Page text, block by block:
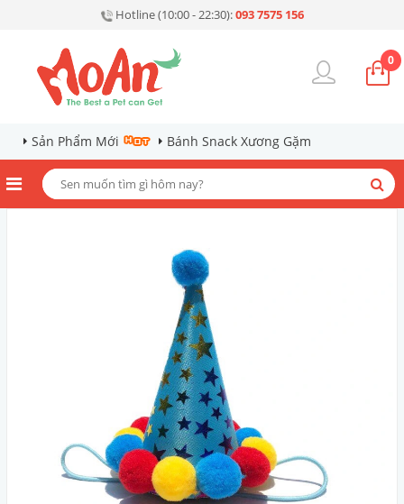
Hotline (10:00 - 22:30):093 7575 156
0
Sản Phẩm Mới Bánh Snack Xương Gặm